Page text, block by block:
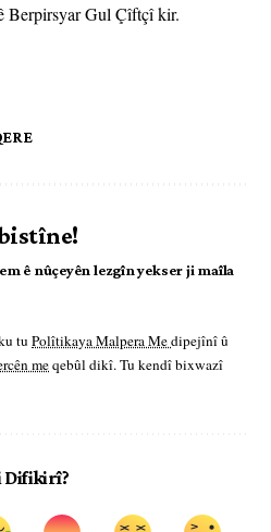
Berpirsyar Gul Çîftçî kir.
ê nûçeyên lezgîn yekser ji maîla
tu Polîtikaya Malpera Medipejînî û
meqebûl dikî. Tu kendî bixwazî
Difikirî?